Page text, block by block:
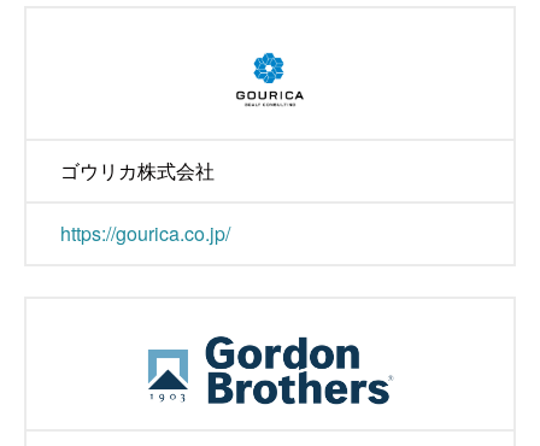
ゴウリカ株式会社
https://gourica.co.jp/